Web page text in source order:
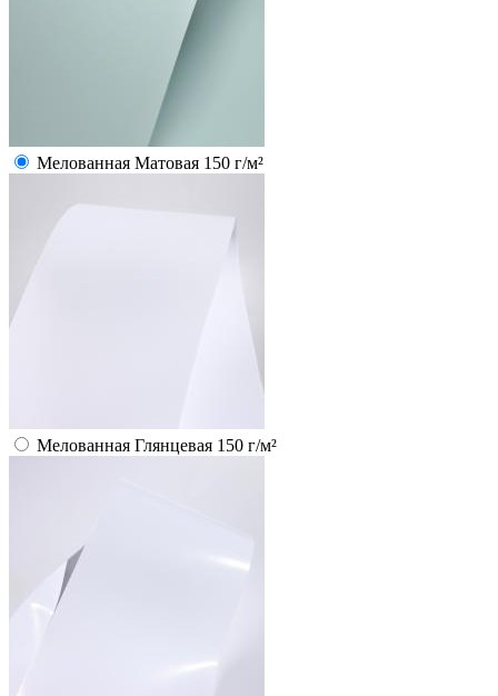
Мелованная Матовая 150 г/м²
Мелованная Глянцевая 150 г/м²